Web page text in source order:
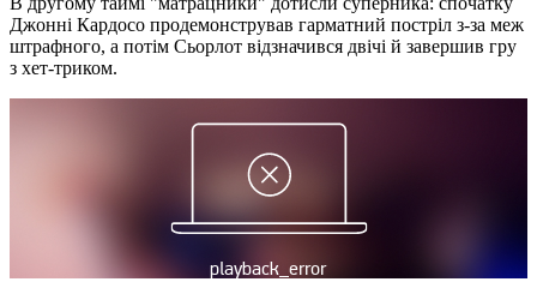
Джонні Кардосо продемонстрував гарматний постріл з-за меж
штрафного, а потім Сьорлот відзначився двічі й завершив гру
з хет-триком.